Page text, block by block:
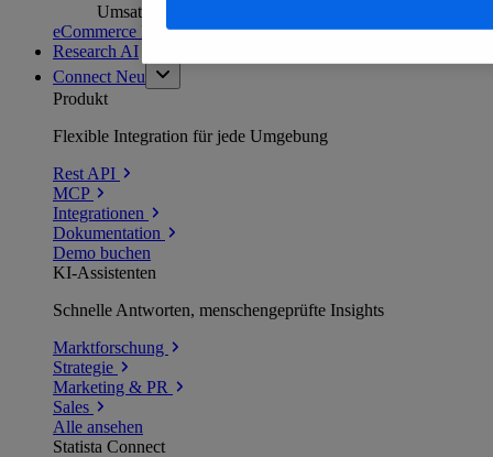
Umsatzanalysen und -prognosen
eCommerce Insights entdecken
Research AI
Connect Neu
Produkt
Flexible Integration für jede Umgebung
Rest API
MCP
Integrationen
Dokumentation
Demo buchen
KI-Assistenten
Schnelle Antworten, menschengeprüfte Insights
Marktforschung
Strategie
Marketing & PR
Sales
Alle ansehen
Statista Connect